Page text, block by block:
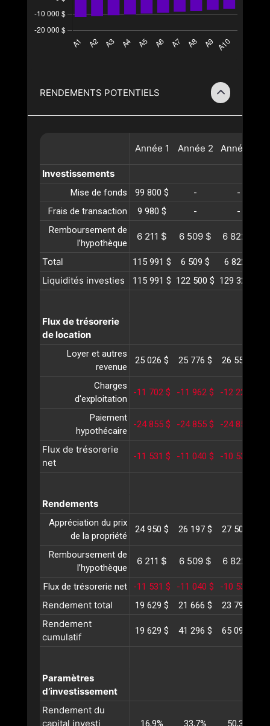
RENDEMENTS POTENTIELS
Année 1 Année 2 Année
Investissements
Mise de fonds 99 800 $ -
-
Frais de transaction
9 980 $ -
-
Remboursement de
l’hypothèque
6 211 $ 6 509 $ 6 822 $
Total 115 991 $ 6 509 $ 6 822 $
Liquidités investies 115 991 $ 122 500 $ 129 323 $
Flux de trésorerie
de location
Loyer et autres
revenue
25 026 $ 25 776 $ 26 550 $
Charges
d'exploitation
-11 702 $ -11 962 $ -12 227 $
Paiement
hypothécaire
-24 855 $ -24 855 $ -24 855 $
Flux de trésorerie
net
-11 531 $ -11 040 $ -10 533 $
Rendements
Appréciation du prix
de la propriété
24 950 $ 26 197 $ 27 507 $
Remboursement de
l’hypothèque
6 211 $ 6 509 $ 6 822 $
Flux de trésorerie net -11 531 $ -11 040 $ -10 533 $
Rendement total 19 629 $ 21 666 $ 23 796 $
Rendement
cumulatif
19 629 $ 41 296 $ 65 092 $
Paramètres
d’investissement
Rendement du
capital investi